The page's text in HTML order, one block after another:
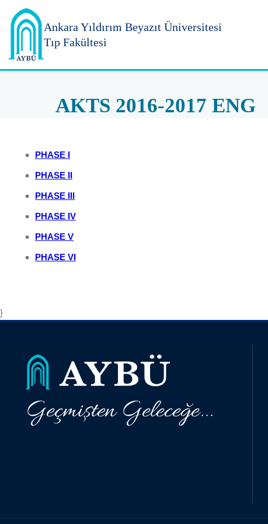
Ankara Yıldırım Beyazıt Üniversitesi
Tıp Fakültesi
AKTS 2016-2017 ENG
PHASE I
PHASE II
PHASE III
PHASE IV
PHASE V
PHASE VI
}
Geçmişten Geleceğe...